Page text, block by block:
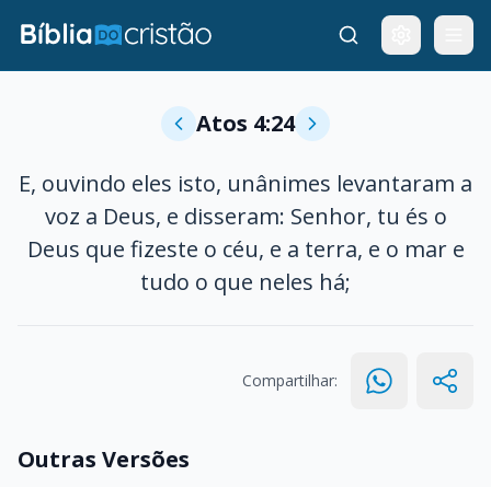
Atos 4:24
E, ouvindo eles isto, unânimes levantaram a
voz a Deus, e disseram: Senhor, tu és o
Deus que fizeste o céu, e a terra, e o mar e
tudo o que neles há;
Compartilhar:
Outras Versões